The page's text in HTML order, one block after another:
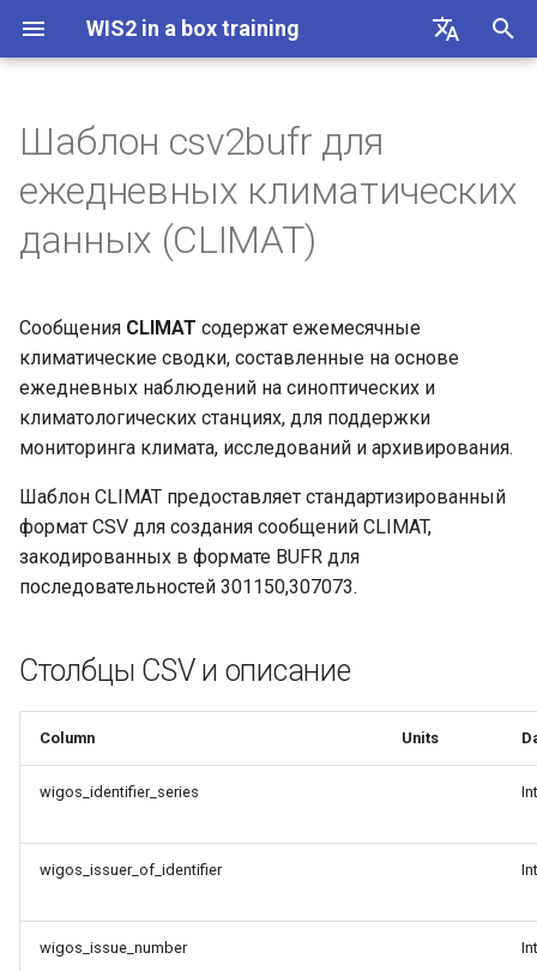
WIS2 in a box training
ц
и
л
и
з
и
я
о
с
Столбцы CSV и описание
Подключение к WIS2 через
MQTT
Доступ к вашей учебной
Инициализация wis2box
Настройка наборов данных
в wis2box
Настройка метаданных
станции
Загрузка данных для
публикации
Инструменты для
преобразования данных
Шаблоны сопоставления
GTS к уведомлениям WIS2
Настройка
рекомендованного набора
Шпаргалка по Linux
Шпаргалка по Docker
Шаблон csv2bufr для
ежедневных климатических
данных (CLIMAT)
Сообщения CLIMAT содержат ежемесячные
климатические сводки, составленные на основе
ежедневных наблюдений на синоптических и
климатологических станциях, для поддержки
мониторинга климата, исследований и архивирования.
Шаблон CLIMAT предоставляет стандартизированный
формат CSV для создания сообщений CLIMAT,
закодированных в формате BUFR для
последовательностей 301150,307073.
Столбцы CSV и описание
Column Units
wigos_identifier_series
wigos_issuer_of_identifier
wigos_issue_number